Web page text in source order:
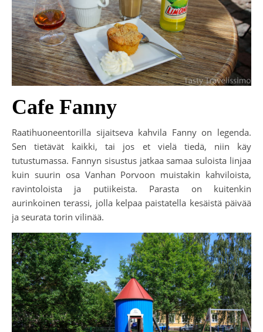
Cafe Fanny
Raatihuoneentorilla sijaitseva kahvila Fanny on legenda.
Sen tietävät kaikki, tai jos et vielä tiedä, niin käy
tutustumassa. Fannyn sisustus jatkaa samaa suloista linjaa
kuin suurin osa Vanhan Porvoon muistakin kahviloista,
ravintoloista ja putiikeista. Parasta on kuitenkin
aurinkoinen terassi, jolla kelpaa paistatella kesäistä päivää
ja seurata torin vilinää.